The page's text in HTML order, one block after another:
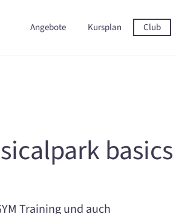
Angebote Kursplan Club
Training und auch